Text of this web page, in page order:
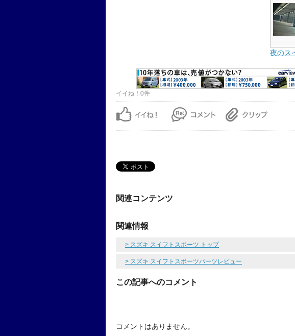
夜のス
イイね！0件
関連コンテンツ
関連情報
> スズキ スイフトスポーツ トップ
> スズキ スイフトスポーツパーツレビュー
この記事へのコメント
コメントはありません。